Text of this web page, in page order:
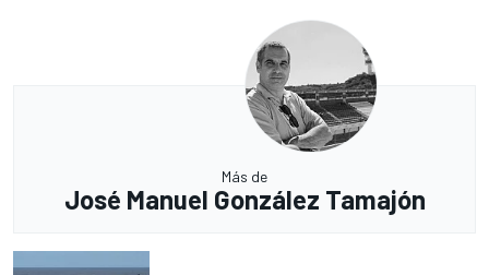
Más de
José Manuel González Tamajón